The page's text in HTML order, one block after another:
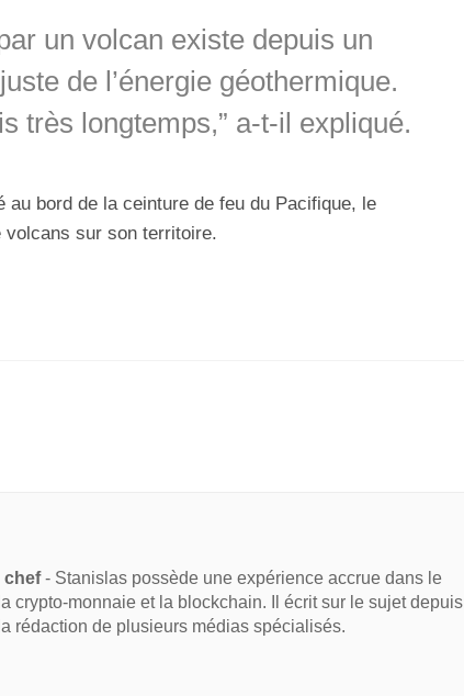
un volcan existe depuis un
de l’énergie géothermique.
très longtemps,” a-t-il expliqué.
au bord de la ceinture de feu du Pacifique, le
volcans sur son territoire.
chef- Stanislas possède une expérience accrue dans le
crypto-monnaie et la blockchain. Il écrit sur le sujet depuis
rédaction de plusieurs médias spécialisés.